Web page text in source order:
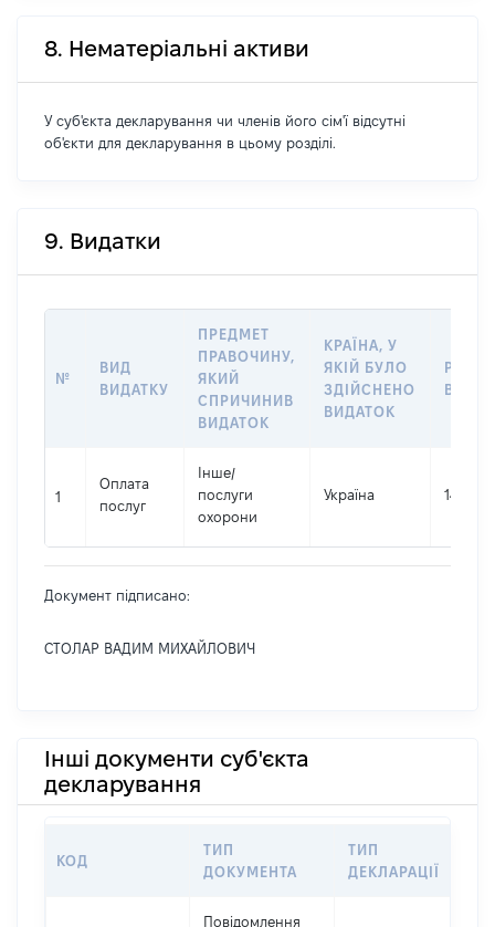
8. Нематеріальні активи
У суб'єкта декларування чи членів його сім'ї відсутні
об'єкти для декларування в цьому розділі.
9. Видатки
№
ВИД
ВИДАТКУ
ПРЕДМЕТ
ПРАВОЧИНУ,
ЯКИЙ
СПРИЧИНИВ
ВИДАТОК
КРАЇНА, У
ЯКІЙ БУЛО
ЗДІЙСНЕНО
ВИДАТОК
1
Оплата
послуг
Інше/
послуги
охорони
Україна 148800
Документ підписано:
СТОЛАР ВАДИМ МИХАЙЛОВИЧ
Інші документи суб'єкта
декларування
КОД
ТИП
ДОКУМЕНТА
ТИП
ДЕКЛАРАЦІЇ
Повідомлення